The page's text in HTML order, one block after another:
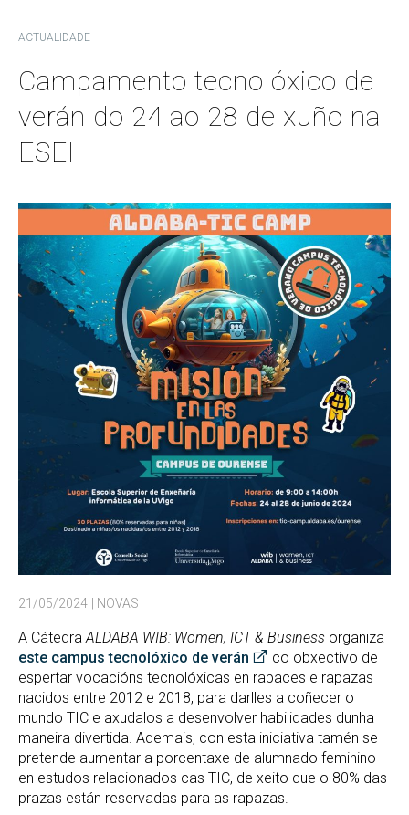
ACTUALIDADE
Campamento tecnolóxico de
verán do 24 ao 28 de xuño na
ESEI
21/05/2024 | NOVAS
A CátedraALDABA WIB: Women, ICT & Business organiza
este campus tecnolóxico de verán
co obxectivo de
espertar vocacións tecnolóxicas en rapaces e rapazas
nacidos entre 2012 e 2018, para darlles a coñecer o
mundo TIC e axudalos a desenvolver habilidades dunha
maneira divertida. Ademais, con esta iniciativa tamén se
pretende aumentar a porcentaxe de alumnado feminino
en estudos relacionados cas TIC, de xeito que o 80% das
prazas están reservadas para as rapazas.